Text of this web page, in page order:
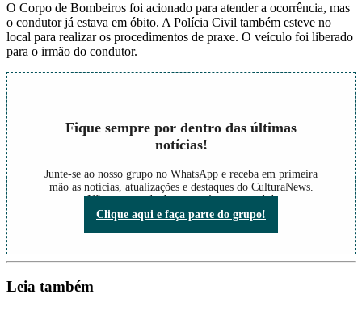
O Corpo de Bombeiros foi acionado para atender a ocorrência, mas
o condutor já estava em óbito. A Polícia Civil também esteve no
local para realizar os procedimentos de praxe. O veículo foi liberado
para o irmão do condutor.
Fique sempre por dentro das últimas
notícias!
Junte-se ao nosso grupo no WhatsApp e receba em primeira
mão as notícias, atualizações e destaques do CulturaNews.
Não perca nada do que está acontecendo!
Clique aqui e faça parte do grupo!
Leia também